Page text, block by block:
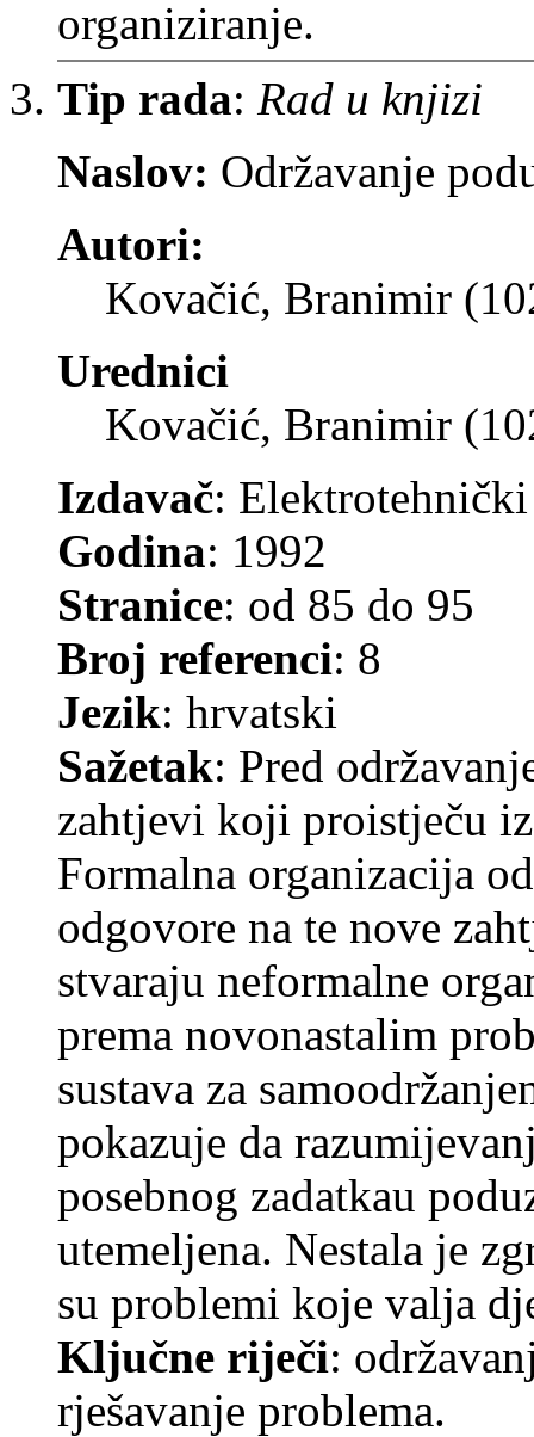
organiziranje.
Tip rada: Rad u knjizi
Naslov: Održavanje
Autori:
Kovačić, Branimir
Urednici
Kovačić, Branimir
Izdavač:
Godina: 1992
Stranice: od 85 do 95
Broj referenci: 8
Jezik: hrvatski
Sažetak: Pred
zahtjevi koji proistječu
Formalna organizacija
odgovore na te nove
stvaraju neformalne
prema novonastalim
sustava za
pokazuje da
posebnog zadatkau
utemeljena. Nestala je
su problemi koje valja
Ključne riječi:
rješavanje problema.